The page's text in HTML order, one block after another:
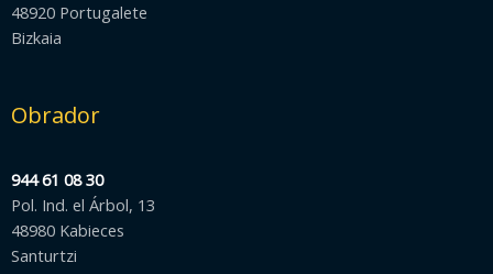
48920 Portugalete
Bizkaia
Obrador
944 61 08 30
Pol. Ind. el Árbol, 13
48980 Kabieces
Santurtzi